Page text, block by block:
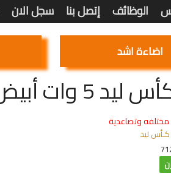
الوظائف إتصل بنا سجل الان
اضاءة اشد
5 وات أبيض
وتصاعدية
ليد